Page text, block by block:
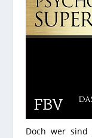
Doch wer